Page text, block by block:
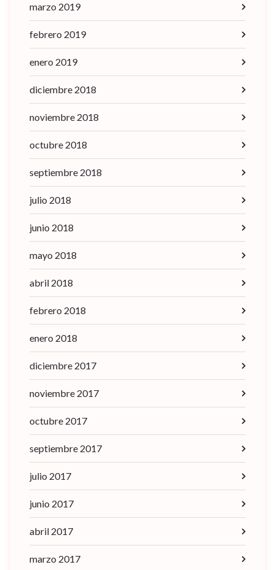
marzo 2019
febrero 2019
enero 2019
diciembre 2018
noviembre 2018
octubre 2018
septiembre 2018
julio 2018
junio 2018
mayo 2018
abril 2018
febrero 2018
enero 2018
diciembre 2017
noviembre 2017
octubre 2017
septiembre 2017
julio 2017
junio 2017
abril 2017
marzo 2017